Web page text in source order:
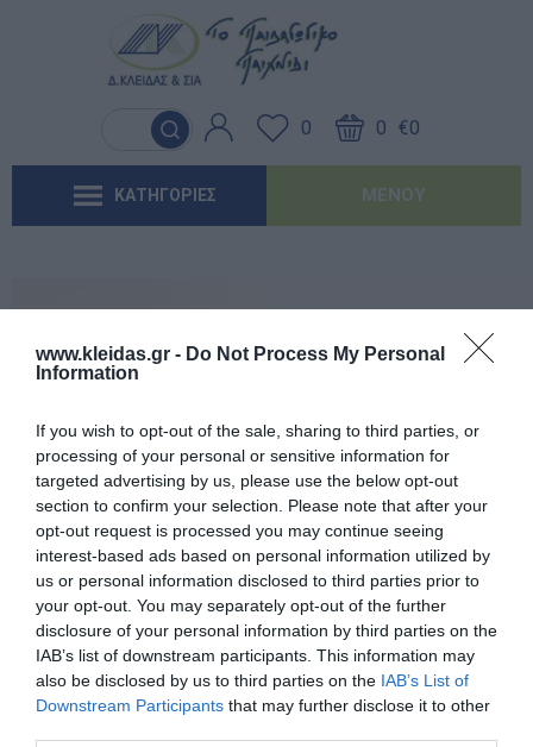
www.kleidas.gr - Do Not Process My Personal
Information
If you wish to opt-out of the sale, sharing to third parties, or
processing of your personal or sensitive information for
targeted advertising by us, please use the below opt-out
section to confirm your selection. Please note that after your
opt-out request is processed you may continue seeing
interest-based ads based on personal information utilized by
us or personal information disclosed to third parties prior to
your opt-out. You may separately opt-out of the further
disclosure of your personal information by third parties on the
IAB’s list of downstream participants. This information may
also be disclosed by us to third parties on the IAB’s List of
Downstream Participants that may further disclose it to other
0 0 €0
ΚΑΤΗΓΟΡΙΕΣ ΜΕΝΟΎ
Εγγεγραμμένος πελάτης
Γλώσσα & Γραφή
Ανακαλύπτοντας τα Μαθηματικά
Φυσικές Επιστήμες
Λογοθεραπεία
Προβλήματα Όρασης
Βασικός εξοπλισμός & Μονάδες
Χειροτεχνία
Χορός & Θέατρο
Παιχνίδια Κήπου
Επαγγελματικές Παιδικές Χαρές
Συνθέσεις Παιδικής Χαράς για ΑμεΑ
Ιδέες για τα Χριστούγεννα
Ιδέες για τις Απόκριες
Ιδέες για το Πάσχα
Έντυπα-Βιβλία Παιδικών Σταθμων
Έντυπα-Βιβλία Νηπιαγωγείων
Έντυπα-Βιβλία Δημοτικών
'Έντυπα-Βιβλία Σχολικών Επιτροπών
Αναμνηστικά Νηπιαγωγείων